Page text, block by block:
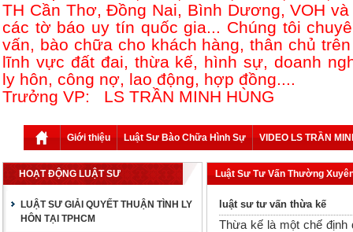
TH Cần Thơ, Đồng Nai, Bình Dương, VOH và
các tờ báo uy tín quốc gia... Chúng tôi
vấn, bào chữa cho khách hàng, thân chủ
lĩnh vực đất đai, thừa kế, hình sự, doanh
ly hôn, công nợ, lao động, hợp đồng....
Trưởng VP: LS TRẦN MINH HÙNG
Giới thiệu Luật Sư Bào Chữa Hình Sự VIDEO LS TRẦN
HOẠT ĐỘNG LUẬT SƯ
LUẬT SƯ GIẢI QUYẾT THUẬN TÌNH LY
HÔN TẠI TPHCM
Luật Sư Tư Vấn Thường
luật sư tư vấn thừa kế
Thừa kế là một chế